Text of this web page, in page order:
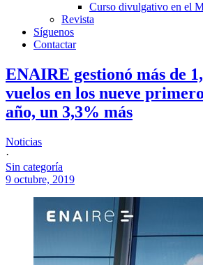
Curso divulgativo en el
Revista
Síguenos
Contactar
ENAIRE gestionó más de
vuelos en los nueve
año, un 3,3% más
Noticias
·
Sin categoría
9 octubre, 2019